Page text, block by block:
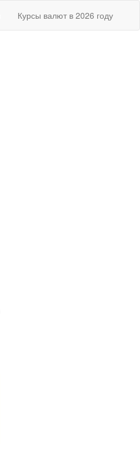
Курсы валют в 2026 году